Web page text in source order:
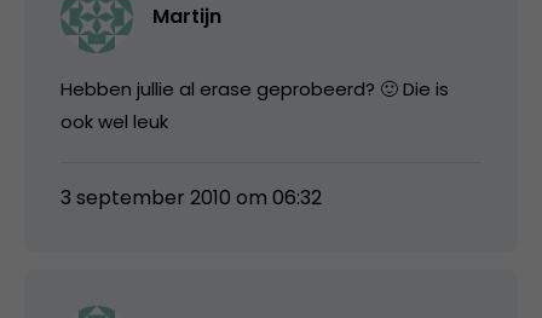
Martijn
Hebben jullie al erase geprobeerd? 🙂 Die is
ook wel leuk
3 september 2010 om 06:32